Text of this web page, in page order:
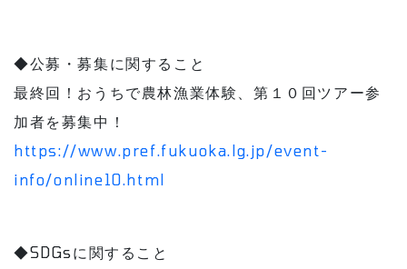
◆公募・募集に関すること
最終回！おうちで農林漁業体験、第１０回ツアー参
加者を募集中！
https://www.pref.fukuoka.lg.jp/event-
info/online10.html
◆SDGsに関すること